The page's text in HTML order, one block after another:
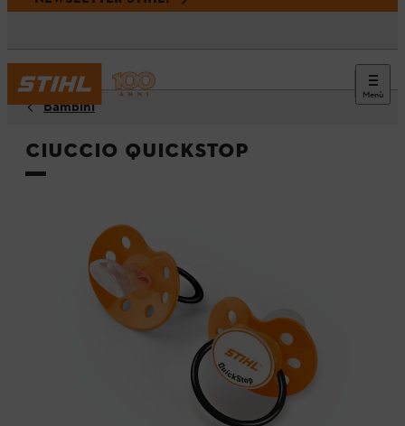
Menù
Bambini
Ciuccio QuickStop